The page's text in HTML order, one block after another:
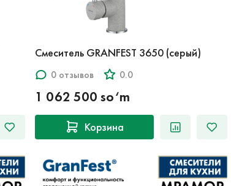
Смеситель GRANFEST 3650 (серый)
0 отзывов 0.0
1 062 500 so‘m
Корзина